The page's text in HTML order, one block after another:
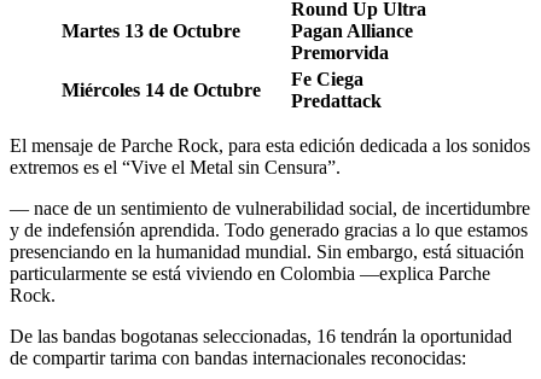
Martes 13 de Octubre
Round Up Ultra
Pagan Alliance
Premorvida
Miércoles 14 de Octubre
Fe Ciega
Predattack
El mensaje de Parche Rock, para esta edición dedicada a los sonidos
extremos es el “Vive el Metal sin Censura”.
— nace de un sentimiento de vulnerabilidad social, de incertidumbre
y de indefensión aprendida. Todo generado gracias a lo que estamos
presenciando en la humanidad mundial. Sin embargo, está situación
particularmente se está viviendo en Colombia —explica Parche
Rock.
De las bandas bogotanas seleccionadas, 16 tendrán la oportunidad
de compartir tarima con bandas internacionales reconocidas: